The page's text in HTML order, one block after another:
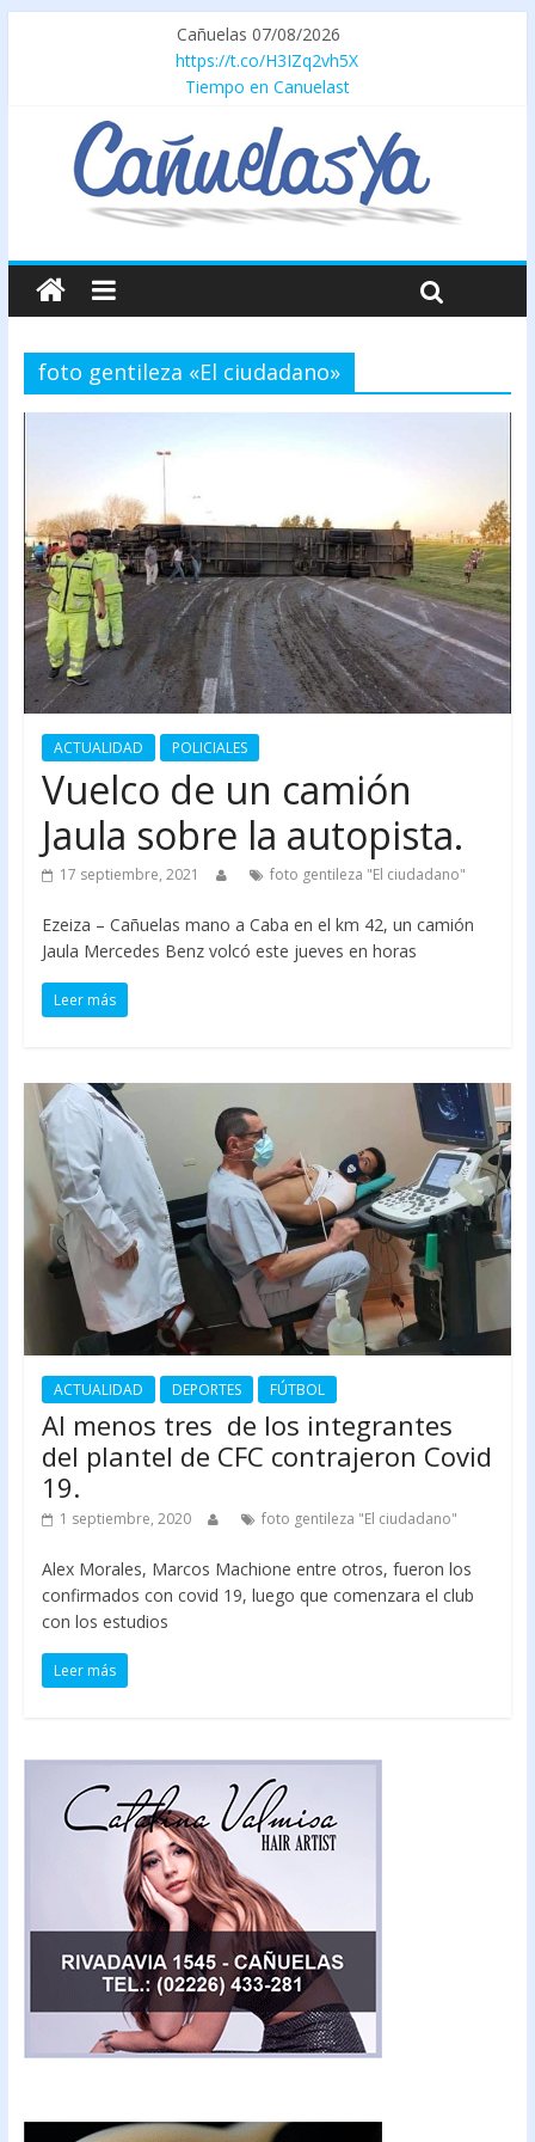
Cañuelas 07/08/2026
https://t.co/H3IZq2vh5X
Tiempo en Canuelast
foto gentileza «El ciudadano»
ACTUALIDAD POLICIALES
Vuelco de un camión
Jaula sobre la autopista.
17 septiembre, 2021 foto gentileza "El ciudadano"
Ezeiza – Cañuelas mano a Caba en el km 42, un camión
Jaula Mercedes Benz volcó este jueves en horas
Leer más
ACTUALIDAD DEPORTES FÚTBOL
Al menos tres de los integrantes
del plantel de CFC contrajeron Covid
19.
1 septiembre, 2020 foto gentileza "El ciudadano"
Alex Morales, Marcos Machione entre otros, fueron los
confirmados con covid 19, luego que comenzara el club
con los estudios
Leer más